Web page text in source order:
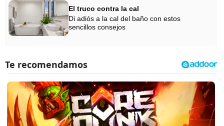
El truco contra la cal
Di adiós a la cal del baño con estos
sencillos consejos